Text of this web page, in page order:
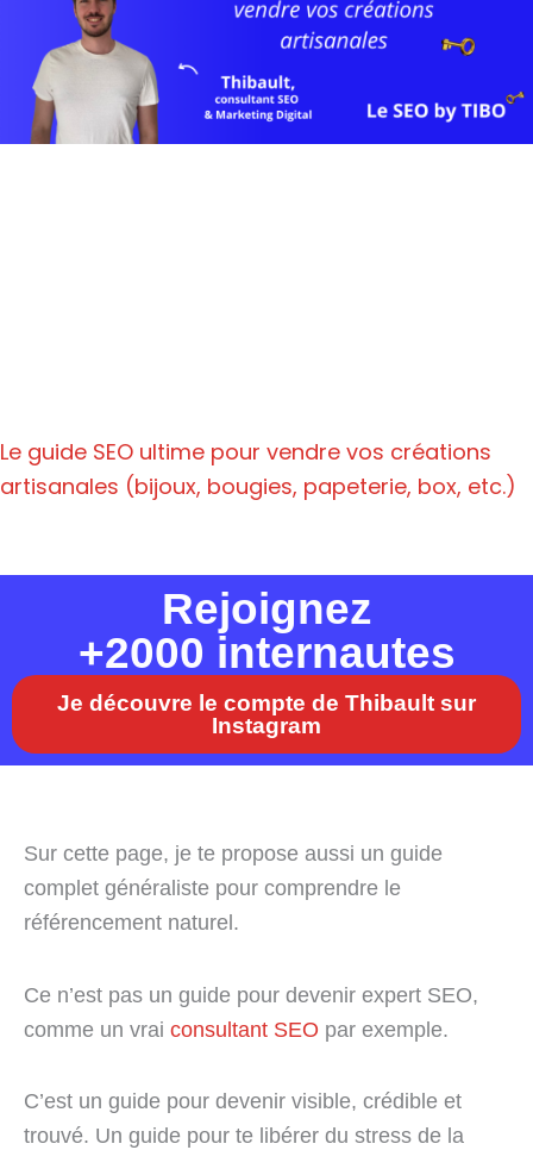
Le guide SEO ultime pour vendre vos créations
artisanales (bijoux, bougies, papeterie, box, etc.)
Rejoignez
+2000 internautes
Je découvre le compte de Thibault sur
Instagram
Sur cette page, je te propose aussi un guide
complet généraliste pour comprendre le
référencement naturel.
Ce n’est pas un guide pour devenir expert SEO,
comme un vrai consultant SEO par exemple.
C’est un guide pour devenir visible, crédible et
trouvé. Un guide pour te libérer du stress de la